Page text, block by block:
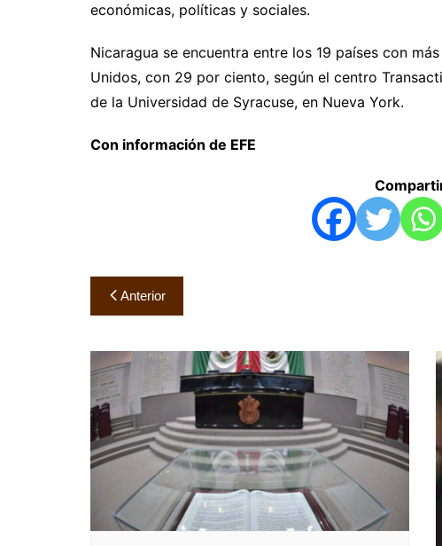
económicas, políticas y sociales.
Nicaragua se encuentra entre los 19 países con
Unidos, con 29 por ciento, según el centro
de la Universidad de Syracuse, en Nueva York.
Con información de EFE
Navegación
de
entradas
Anterior